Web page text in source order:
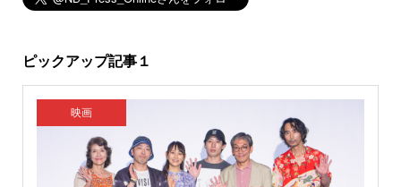
ピックアップ記事１
映画